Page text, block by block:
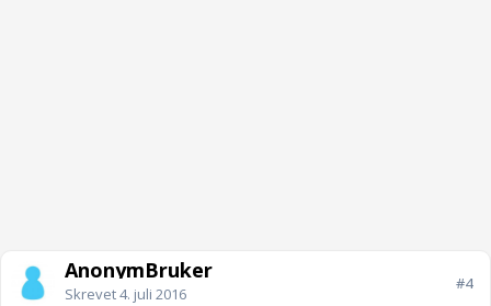
AnonymBruker
Skrevet4. juli 2016
#4